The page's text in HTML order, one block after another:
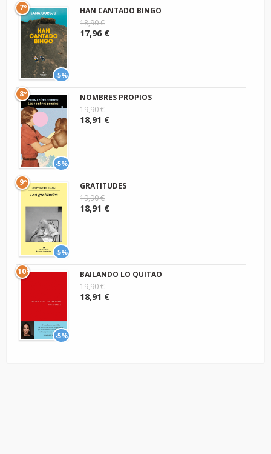
-5%
7º
HAN CANTADO BINGO
18,90 €
17,96 €
-5%
8º
NOMBRES PROPIOS
19,90 €
18,91 €
-5%
9º
GRATITUDES
19,90 €
18,91 €
-5%
10º
BAILANDO LO QUITAO
19,90 €
18,91 €